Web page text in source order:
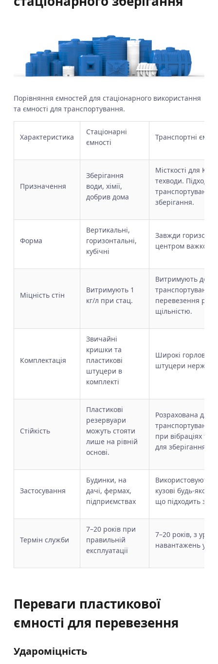
Порівняння ємностей для стаціонарного використання
та ємності для транспортування.
Характеристика
Стаціонарні
ємності
Транспортні
Призначення
Зберігання
води, хімії,
добрив дома
Місткості для
техводи.
зберігання.
Форма
Вертикальні,
горизонтальні,
кубічні
Завжди
центром важкості
Міцність стін
Витримують 1
кг/л при стац.
Витримують до
перевезення
щільністю.
Комплектація
Звичайні
кришки та
пластикові
штуцери в
комплекті
Широкі
штуцери
Стійкість
Пластикові
резервуари
можуть стояти
лише на рівній
основі.
Розрахована для
транспортування
при вібраціях та
для зберігання
Застосування
Будинки, на
дачі, фермах,
підприємствах
кузові будь-якого
що підходить за
Термін служби
7–20 років при
правильній
експлуатації
7–20 років, з
навантажень у
Переваги пластикової
ємності для перевезення
Удароміцність